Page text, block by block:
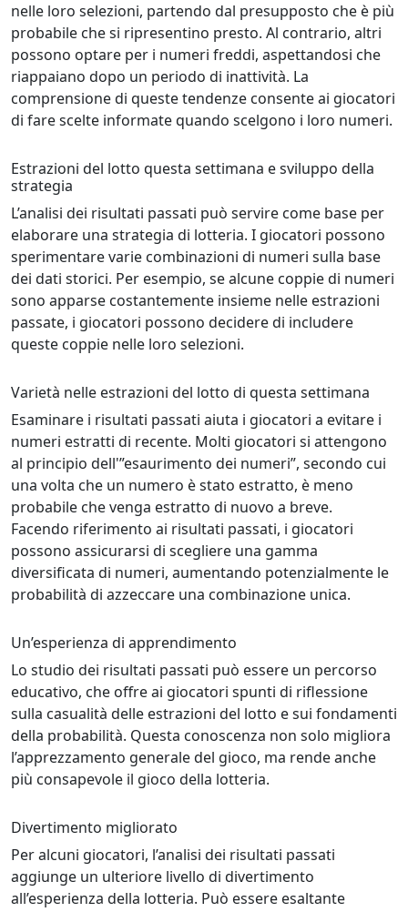
nelle loro selezioni, partendo dal presupposto che è più
probabile che si ripresentino presto. Al contrario, altri
possono optare per i numeri freddi, aspettandosi che
riappaiano dopo un periodo di inattività. La
comprensione di queste tendenze consente ai giocatori
di fare scelte informate quando scelgono i loro numeri.
Estrazioni del lotto questa settimana e sviluppo della
strategia
L’analisi dei risultati passati può servire come base per
elaborare una strategia di lotteria. I giocatori possono
sperimentare varie combinazioni di numeri sulla base
dei dati storici. Per esempio, se alcune coppie di numeri
sono apparse costantemente insieme nelle estrazioni
passate, i giocatori possono decidere di includere
queste coppie nelle loro selezioni.
Varietà nelle estrazioni del lotto di questa settimana
Esaminare i risultati passati aiuta i giocatori a evitare i
numeri estratti di recente. Molti giocatori si attengono
al principio dell'”esaurimento dei numeri”, secondo cui
una volta che un numero è stato estratto, è meno
probabile che venga estratto di nuovo a breve.
Facendo riferimento ai risultati passati, i giocatori
possono assicurarsi di scegliere una gamma
diversificata di numeri, aumentando potenzialmente le
probabilità di azzeccare una combinazione unica.
Un’esperienza di apprendimento
Lo studio dei risultati passati può essere un percorso
educativo, che offre ai giocatori spunti di riflessione
sulla casualità delle estrazioni del lotto e sui fondamenti
della probabilità. Questa conoscenza non solo migliora
l’apprezzamento generale del gioco, ma rende anche
più consapevole il gioco della lotteria.
Divertimento migliorato
Per alcuni giocatori, l’analisi dei risultati passati
aggiunge un ulteriore livello di divertimento
all’esperienza della lotteria. Può essere esaltante